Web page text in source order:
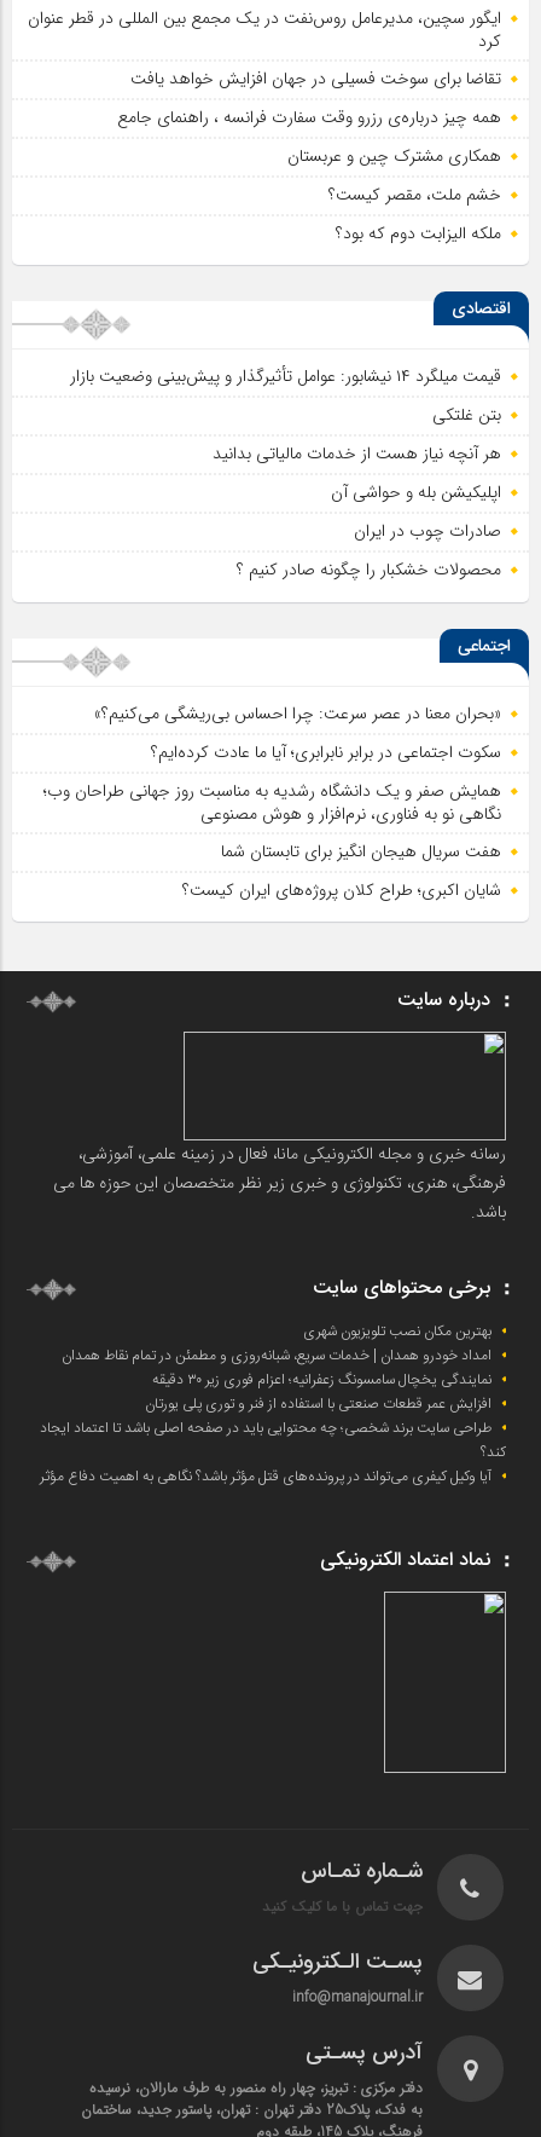
ایگور سچین، مدیرعامل روس‌نفت در یک مجمع بین المللی در قطر عنوان
کرد
تقاضا برای سوخت فسیلی در جهان افزایش خواهد یافت
همه چیز درباره‌ی رزرو وقت سفارت فرانسه ، راهنمای جامع
همکاری مشترک چین و عربستان
خشم ملت، مقصر کیست؟
ملکه الیزابت دوم که بود؟
اقتصادی
قیمت میلگرد ۱۴ نیشابور: عوامل تأثیرگذار و پیش‌بینی وضعیت بازار
بتن غلتکی
هر آنچه نیاز هست از خدمات مالیاتی بدانید
اپلیکیشن بله و حواشی آن
صادرات چوب در ایران
محصولات خشکبار را چگونه صادر کنیم ؟
اجتماعی
«بحران معنا در عصر سرعت: چرا احساس بی‌ریشگی می‌کنیم؟»
سکوت اجتماعی در برابر نابرابری؛ آیا ما عادت کرده‌ایم؟
همایش صفر و یک دانشگاه رشدیه به مناسبت روز جهانی طراحان وب؛
نگاهی نو به فناوری، نرم‌افزار و هوش مصنوعی
هفت سریال هیجان انگیز برای تابستان شما
شایان اکبری؛ طراح کلان پروژه‌های ایران کیست؟
درباره سایت
رسانه خبری و مجله الکترونیکی مانا، فعال در زمینه علمی، آموزشی،
فرهنگی، هنری، تکنولوژی و خبری زیر نظر متخصصان این حوزه ها می
باشد.
برخی محتواهای سایت
بهترین مکان نصب تلویزیون شهری
امداد خودرو همدان | خدمات سریع، شبانه‌روزی و مطمئن در تمام نقاط همدان
نمایندگی یخچال سامسونگ زعفرانیه؛ اعزام فوری زیر ۳۰ دقیقه
افزایش عمر قطعات صنعتی با استفاده از فنر و توری پلی یورتان
طراحی سایت برند شخصی؛ چه محتوایی باید در صفحه اصلی باشد تا اعتماد ایجاد
کند؟
آیا وکیل کیفری می‌تواند در پرونده‌های قتل مؤثر باشد؟ نگاهی به اهمیت دفاع مؤثر
نماد اعتماد الکترونیکی
شـماره تمـاس
جهت تماس با ما کلیک کنید
پسـت الـکترونیـکی
info@manajournal.ir
آدرس پسـتی
دفتر مرکزی : تبریز، چهار راه منصور به طرف مارالان، نرسیده
به فدک، پلاک25 دفتر تهران : تهران، پاستور جدید، ساختمان
فرهنگ، پلاک 145، طبقه دوم